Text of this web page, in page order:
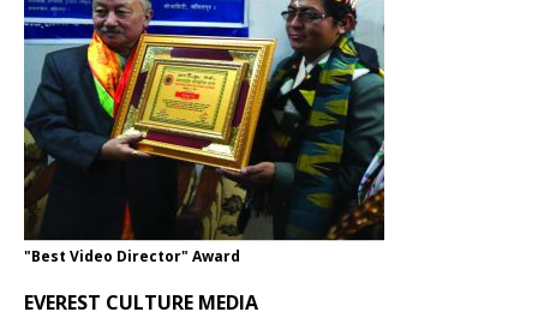
"Best Video Director" Award
EVEREST CULTURE MEDIA